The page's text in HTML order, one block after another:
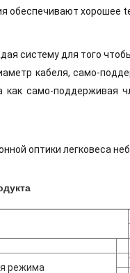
обеспечивают хорошее
систему для того
кабеля, само-
как само-поддерживая
оптики легковеса
режима